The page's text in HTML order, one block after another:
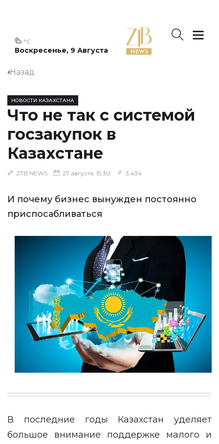
Воскресенье, 9 Августа
°C
Назад
НОВОСТИ КАЗАХСТАНА
Что не так с системой
госзакупок в
Казахстане
ZTB NEWS 27 августа, 15:30 3,434
И почему бизнес вынужден постоянно
приспосабливаться
В последние годы Казахстан уделяет
большое внимание поддержке малого и